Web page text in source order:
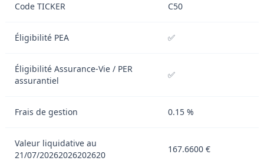
Code TICKER C50
Éligibilité PEA ✅
Éligibilité Assurance-Vie / PER
assurantiel
✅
Frais de gestion 0.15 %
Valeur liquidative au
21/07/20262026202620
167.6600 €